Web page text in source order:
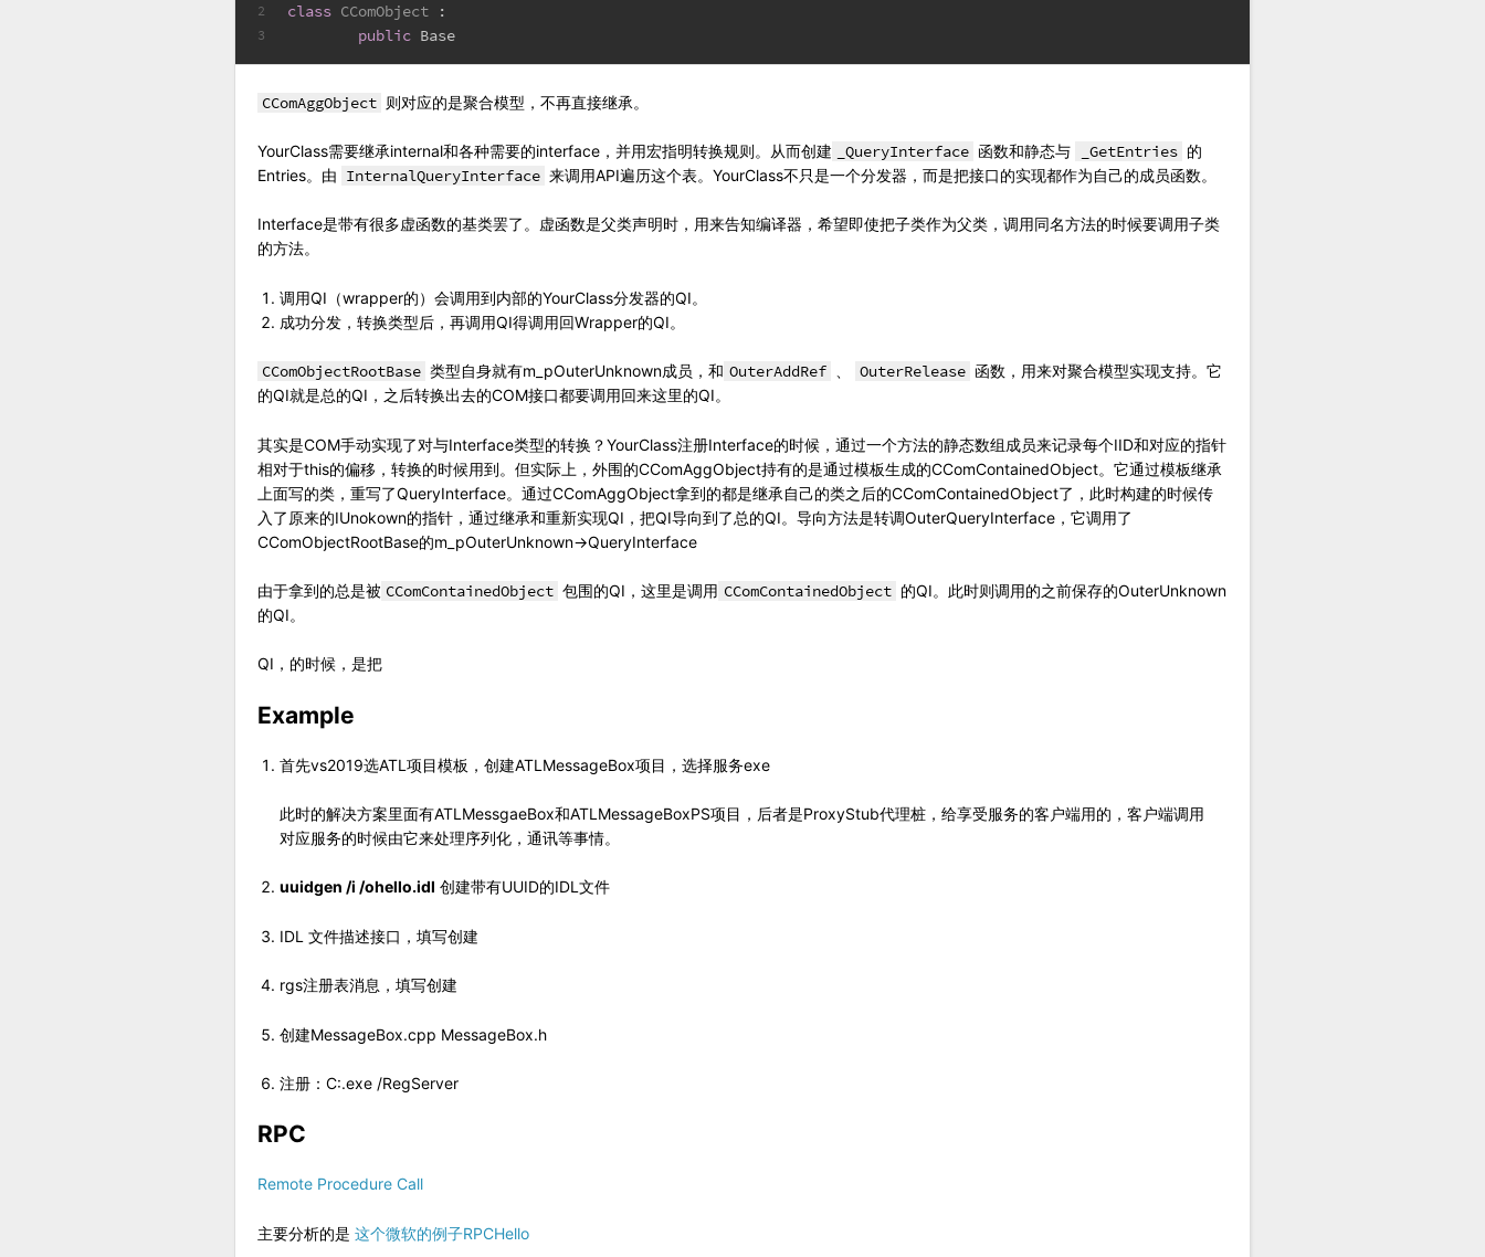
2
3
class CComObject :
public Base
CComAggObject 则对应的是聚合模型，不再直接继承。
YourClass需要继承internal和各种需要的interface，并用宏指明转换规则。从而创建 _QueryInterface 函数和静态与 _GetEntries 的
Entries。由 InternalQueryInterface 来调用API遍历这个表。YourClass不只是一个分发器，而是把接口的实现都作为自己的成员函数。
Interface是带有很多虚函数的基类罢了。虚函数是父类声明时，用来告知编译器，希望即使把子类作为父类，调用同名方法的时候要调用子类
的方法。
调用QI（wrapper的）会调用到内部的YourClass分发器的QI。
成功分发，转换类型后，再调用QI得调用回Wrapper的QI。
CComObjectRootBase 类型自身就有m_pOuterUnknown成员，和 OuterAddRef OuterRelease 函数，用来对聚合模型实现支持。它
的QI就是总的QI，之后转换出去的COM接口都要调用回来这里的QI。
其实是COM手动实现了对与Interface类型的转换？YourClass注册Interface的时候，通过一个方法的静态数组成员来记录每个IID和对应的指针
相对于this的偏移，转换的时候用到。但实际上，外围的CComAggObject持有的是通过模板生成的CComContainedObject。它通过模板继承
上面写的类，重写了QueryInterface。通过CComAggObject拿到的都是继承自己的类之后的CComContainedObject了，此时构建的时候传
入了原来的IUnokown的指针，通过继承和重新实现QI，把QI导向到了总的QI。导向方法是转调OuterQueryInterface，它调用了
CComObjectRootBase的m_pOuterUnknown->QueryInterface
由于拿到的总是被 CComContainedObject 包围的QI，这里是调用 CComContainedObject 的QI。此时则调用的之前保存的OuterUnknown
的QI。
QI，的时候，是把
Example
首先vs2019选ATL项目模板，创建ATLMessageBox项目，选择服务exe
此时的解决方案里面有ATLMessgaeBox和ATLMessageBoxPS项目，后者是ProxyStub代理桩，给享受服务的客户端用的，客户端调用
对应服务的时候由它来处理序列化，通讯等事情。
uuidgen /i /ohello.idl 创建带有UUID的IDL文件
IDL 文件描述接口，填写创建
rgs注册表消息，填写创建
创建MessageBox.cpp MessageBox.h
注册：C:.exe /RegServer
RPC
Remote Procedure Call
主要分析的是 这个微软的例子RPCHello